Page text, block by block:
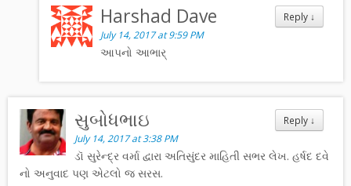
Reply ↓
Harshad Dave
July 14, 2017 at 9:59 PM
આપનો આભાર્
Reply ↓
સુબોધભાઇ
July 14, 2017 at 3:38 PM
ડૉ સુરેન્દ્ર વર્મા દ્વારા અતિસુંદર માહિતી સભર લેખ. હર્ષદ દવે
નો અનુવાદ પણ એટલો જ સરસ.